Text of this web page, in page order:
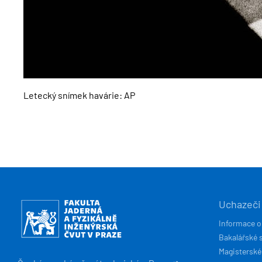
Letecký snímek havárie: AP
HLAVNÍ
Uchazeči
Informace
Bakalářské
Obrázek